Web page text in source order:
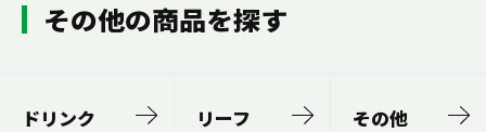
その他の商品を探す
ドリンク リーフ その他